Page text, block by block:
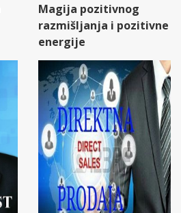
Magija pozitivnog
razmišljanja i pozitivne
energije